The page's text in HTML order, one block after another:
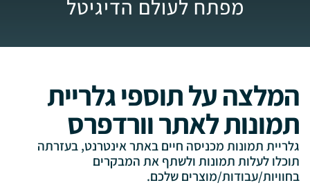
מפתח לעולם הדיגיטל
המלצה על תוספי גלריית
תמונות לאתר וורדפרס
גלריית תמונות מכניסה חיים באתר אינטרנט, בעזרתה
תוכלו לעלות תמונות ולשתף את המבקרים
בחוויות/עבודות/מוצרים שלכם.